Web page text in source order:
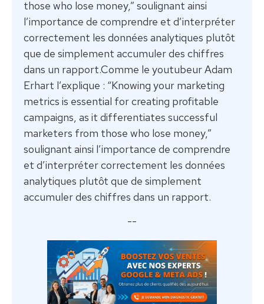
those who lose money,” soulignant ainsi
l’importance de comprendre et d’interpréter
correctement les données analytiques plutôt
que de simplement accumuler des chiffres
dans un rapport.Comme le youtubeur Adam
Erhart l’explique : “Knowing your marketing
metrics is essential for creating profitable
campaigns, as it differentiates successful
marketers from those who lose money,”
soulignant ainsi l’importance de comprendre
et d’interpréter correctement les données
analytiques plutôt que de simplement
accumuler des chiffres dans un rapport.
--